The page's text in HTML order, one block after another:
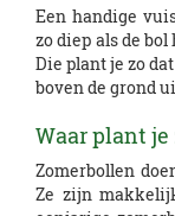
Een handige
zo diep als de
Die plant je zo
boven de grond
Waar plant
Zomerbollen
Ze zijn